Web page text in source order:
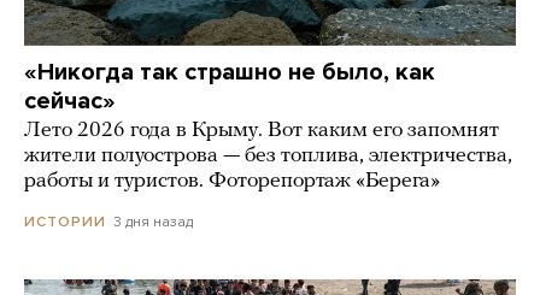
«Никогда так страшно не было, как
сейчас»
Лето 2026 года в Крыму. Вот каким его запомнят
жители полуострова — без топлива, электричества,
работы и туристов. Фоторепортаж «Берега»
ИСТОРИИ 3 дня назад